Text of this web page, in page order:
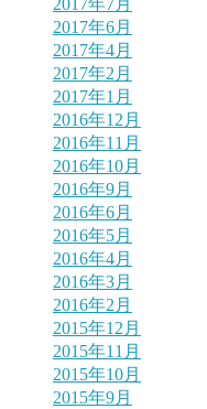
2017年6月
2017年4月
2017年2月
2017年1月
2016年12月
2016年11月
2016年10月
2016年9月
2016年6月
2016年5月
2016年4月
2016年3月
2016年2月
2015年12月
2015年11月
2015年10月
2015年9月